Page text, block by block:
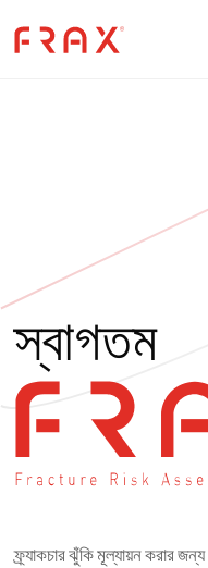
স্বাগতম
ফ্র্যাকচার ঝুঁকি মূল্যায়ন করার